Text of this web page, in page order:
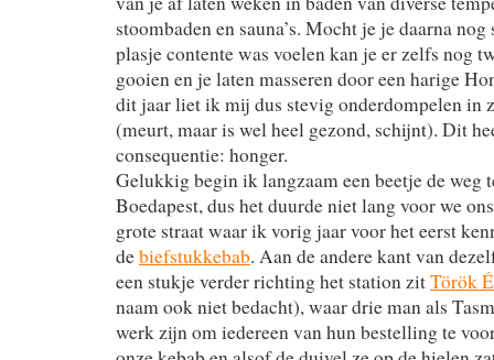
stoombaden en sauna’s. Mocht je je daarna nog
plasje contente was voelen kan je er zelfs nog
gooien en je laten masseren door een harige
dit jaar liet ik mij dus stevig onderdompelen in
(meurt, maar is wel heel gezond, schijnt). Dit
consequentie: honger.
Gelukkig begin ik langzaam een beetje de weg
Boedapest, dus het duurde niet lang voor we
grote straat waar ik vorig jaar voor het eerst
debiefstukkebab. Aan de andere kant van
een stukje verder richting het station zitTörök
naam ook niet bedacht), waar drie man als
werk zijn om iedereen van hun bestelling te